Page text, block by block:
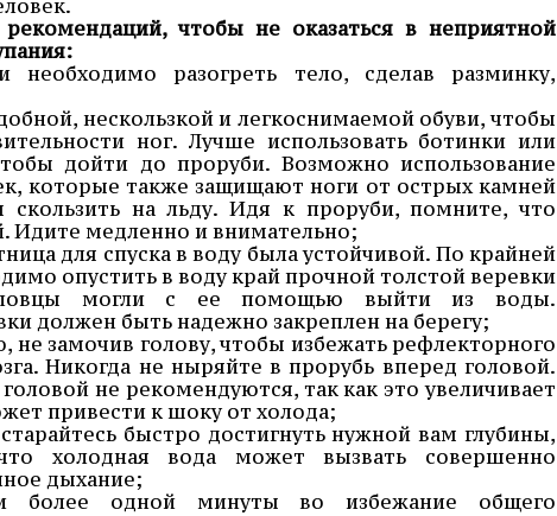
чтобы не оказаться в неприятной
разогреть тело, сделав разминку,
нескользкой и легкоснимаемой обуви, чтобы
ног. Лучше использовать ботинки или
дойти до проруби. Возможно использование
которые также защищают ноги от острых камней
на льду. Идя к проруби, помните, что
Идите медленно и внимательно;
для спуска в воду была устойчивой. По крайней
опустить в воду край прочной толстой веревки
могли с ее помощью выйти из воды.
должен быть надежно закреплен на берегу;
не замочив голову, чтобы избежать рефлекторного
Никогда не ныряйте в прорубь вперед головой.
не рекомендуются, так как это увеличивает
привести к шоку от холода;
быстро достигнуть нужной вам глубины,
холодная вода может вызвать совершенно
дыхание;
более одной минуты во избежание общего